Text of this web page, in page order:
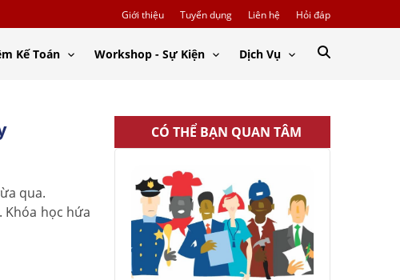
Giới thiệu Tuyển dụng Liên hệ Hỏi đáp
Kế Toán Workshop - Sự Kiện Dịch Vụ
qua.
học hứa
CÓ THỂ BẠN QUAN TÂM